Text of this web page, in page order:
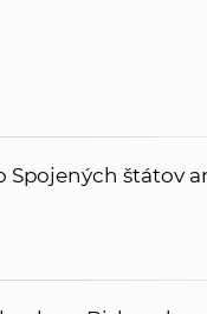
Spojených štátov